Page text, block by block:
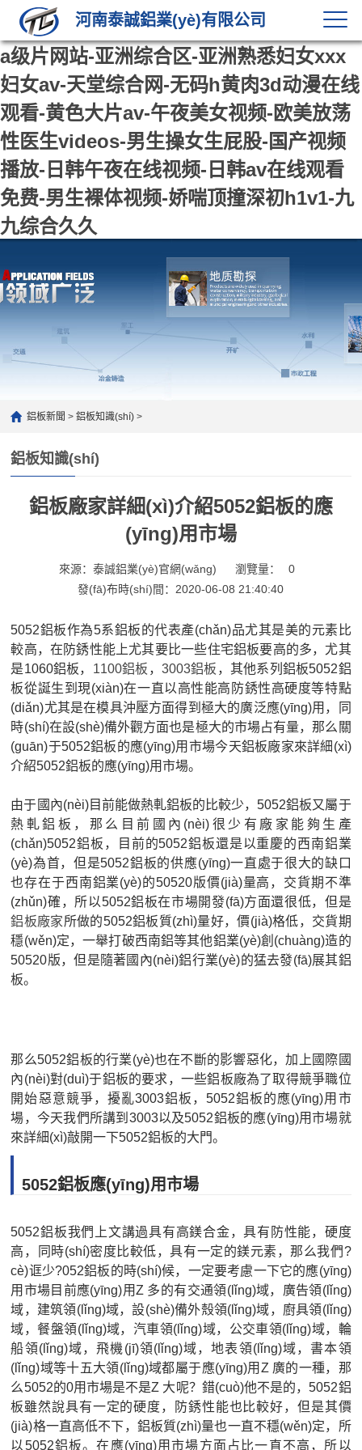
a级片网站-亚洲综合区-亚洲熟悉妇女xxx
妇女av-天堂综合网-无码h黄肉3d动漫在线
观看-黄色大片av-午夜美女视频-欧美放荡
性医生videos-男生操女生屁股-国产视频
播放-日韩午夜在线视频-日韩av在线观看
免费-男生裸体视频-娇喘顶撞深初h1v1-九
九综合久久
河南泰誠鋁業(yè)有限公司
鋁板新聞 >鋁板知識(shí) >
鋁板知識(shí)
鋁板廠家詳細(xì)介紹5052鋁板的應
(yīng)用市場
來源：泰誠鋁業(yè)官網(wǎng) 瀏覽量：
0
發(fā)布時(shí)間：2020-06-08 21:40:40
5052鋁板作為5系鋁板的代表產(chǎn)品尤其是美的元素比
較高，在防銹性能上尤其要比一些住宅鋁板要高的多，尤其
是1060鋁板， 1100鋁板 ， 3003鋁板 ，其他系列鋁板5052鋁
板從誕生到現(xiàn)在一直以高性能高防銹性高硬度等特點
(diǎn)尤其是在模具沖壓方面得到極大的廣泛應(yīng)用，同
時(shí)在設(shè)備外觀方面也是極大的市場占有量，那么關
(guān)于5052鋁板的應(yīng)用市場今天鋁板廠家來詳細(xì)
介紹5052鋁板的應(yīng)用市場。
由于國內(nèi)目前能做熱軋鋁板的比較少，5052鋁板又屬于
熱軋鋁板，那么目前國內(nèi)很少有廠家能夠生產
(chǎn)5052鋁板，目前的5052鋁板還是以重慶的西南鋁業
(yè)為首，但是5052鋁板的供應(yīng)一直處于很大的缺口
也存在于西南鋁業(yè)的50520版價(jià)量高，交貨期不準
(zhǔn)確，所以5052鋁板在市場開發(fā)方面還很低，但是
鋁板廠家所做的5052鋁板質(zhì)量好，價(jià)格低，交貨期
穩(wěn)定，一舉打破西南鋁等其他鋁業(yè)創(chuàng)造的
50520版，但是隨著國內(nèi)鋁行業(yè)的猛去發(fā)展其鋁
板。
那么5052鋁板的行業(yè)也在不斷的影響惡化，加上國際國
內(nèi)對(duì)于鋁板的要求，一些鋁板廠為了取得競爭職位
開始惡意競爭，擾亂3003鋁板，5052鋁板的應(yīng)用市
場，今天我們所講到3003以及5052鋁板的應(yīng)用市場就
來詳細(xì)敲開一下5052鋁板的大門。
5052鋁板應(yīng)用市場
5052鋁板我們上文講過具有高鎂合金，具有防性能，硬度
高，同時(shí)密度比較低，具有一定的鎂元素，那么我們?
cè)诓少?052鋁板的時(shí)候，一定要考慮一下它的應(yīng)
用市場目前應(yīng)用Z 多的有交通領(lǐng)域，廣告領(lǐng)
域，建筑領(lǐng)域，設(shè)備外殼領(lǐng)域，廚具領(lǐng)
域，餐盤領(lǐng)域，汽車領(lǐng)域，公交車領(lǐng)域，輪
船領(lǐng)域，飛機(jī)領(lǐng)域，地表領(lǐng)域，書本領
(lǐng)域等十五大領(lǐng)域都屬于應(yīng)用Z 廣的一種，那
么5052的0用市場是不是Z 大呢？錯(cuò)他不是的，5052鋁
板雖然說具有一定的硬度，防銹性能也比較好，但是其價
(jià)格一直高低不下，鋁板質(zhì)量也一直不穩(wěn)定，所
以5052鋁板。在應(yīng)用市場方面占比一直不高，所以